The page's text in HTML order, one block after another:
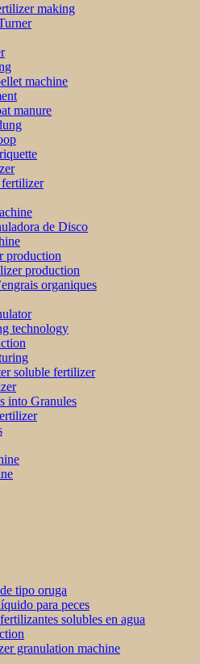
making
machine
manure
fertilizer
de Disco
production
production
organiques
technology
soluble fertilizer
into Granules
tipo oruga
para peces
solubles en agua
granulation machine